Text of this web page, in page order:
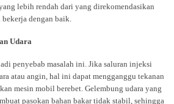
lebih rendah dari yang direkomendasikan
dengan baik.
Udara
penyebab masalah ini. Jika saluran injeksi
atau angin, hal ini dapat mengganggu tekanan
mesin mobil berebet. Gelembung udara yang
pasokan bahan bakar tidak stabil, sehingga